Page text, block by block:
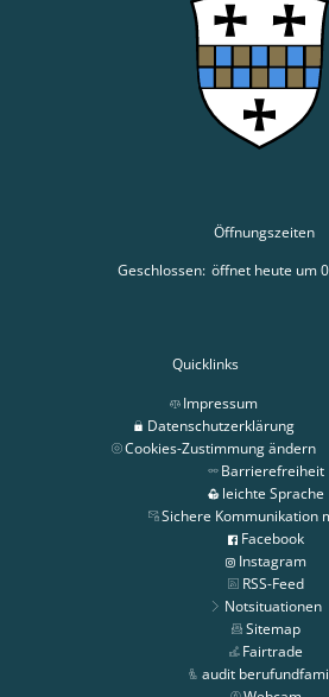
Öffnungszeiten
Klicken, um weitere Öffnungs-
Geschlossen: öffnet heute um
Quicklinks
Impressum
Datenschutzerklärung
Cookies-Zustimmung ändern
Barrierefreiheit
leichte Sprache
Sichere Kommunikation
Facebook
Instagram
RSS-Feed
Notsituationen
Sitemap
Fairtrade
audit